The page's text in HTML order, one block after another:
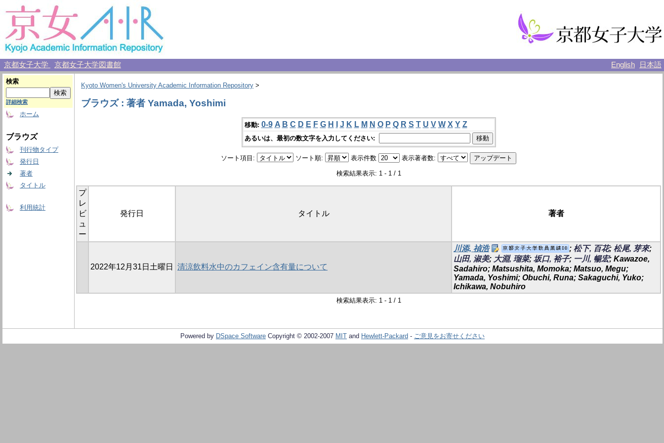
京都女子大学 京都女子大学図書館 English 日本語
検索
詳細検索
ホーム
ブラウズ
刊行物タイプ
発行日
著者
タイトル
利用統計
Kyoto Women's University Academic Information Repository >
ブラウズ : 著者 Yamada, Yoshimi
移動: 0-9 A B C D E F G H J K L M N O P Q R S T U V W X Y Z
あるいは、最初の数文字を入力してください:
ソート項目: ソート順: 表示件数 表示著者数:
検索結果表示: 1 - 1 / 1
プ
レ
ビ
ュ
ー
発行日 タイトル 著者
2022年12月31日土曜日 清涼飲料水中のカフェイン含有量について
川添, 禎浩 ; 松下, 百花; 松尾, 芽來;
山田, 淑美; 大淵, 瑠菜; 坂口, 裕子; 一川, 暢宏; Kawazoe,
Sadahiro; Matsushita, Momoka; Matsuo, Megu;
Yamada, Yoshimi; Obuchi, Runa; Sakaguchi, Yuko;
Ichikawa, Nobuhiro
検索結果表示: 1 - 1 / 1
Powered by DSpace Software Copyright © 2002-2007 MIT and Hewlett-Packard - ご意見をお寄せください